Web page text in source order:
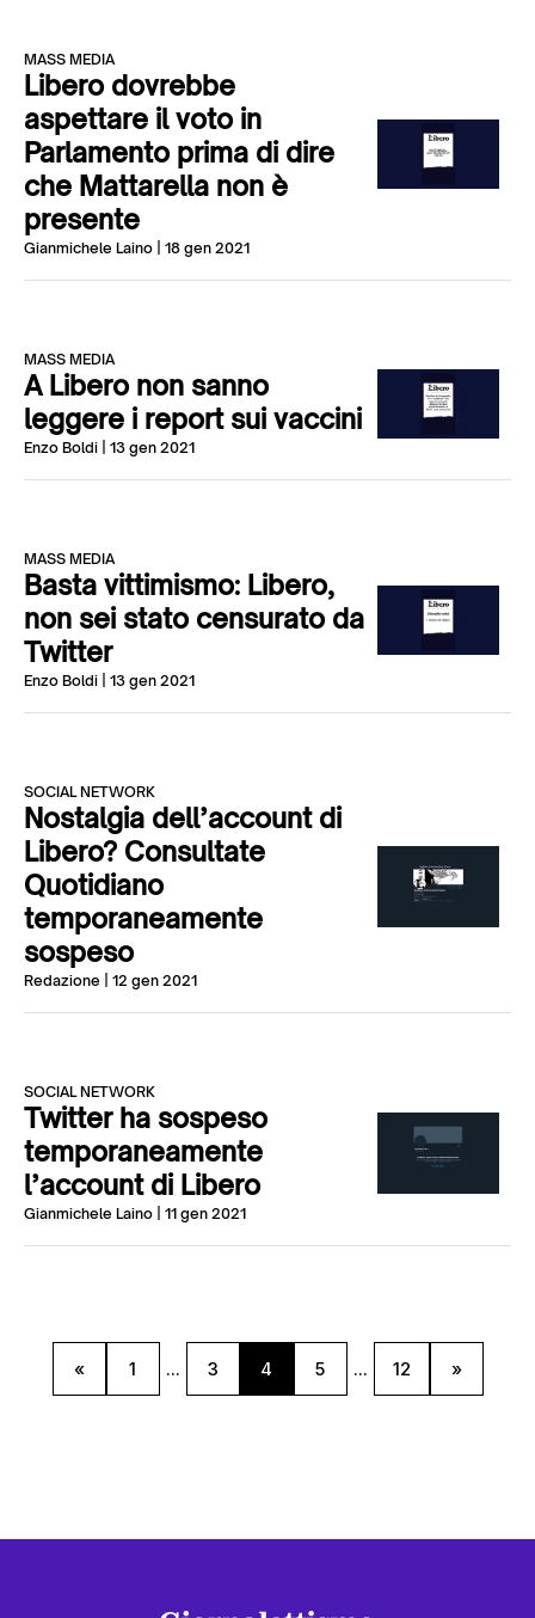
MASS MEDIA
Libero dovrebbe
aspettare il voto in
Parlamento prima di dire
che Mattarella non è
presente
Gianmichele Laino | 18 gen 2021
MASS MEDIA
A Libero non sanno
leggere i report sui vaccini
Enzo Boldi | 13 gen 2021
MASS MEDIA
Basta vittimismo: Libero,
non sei stato censurato da
Twitter
Enzo Boldi | 13 gen 2021
SOCIAL NETWORK
Nostalgia dell’account di
Libero? Consultate
Quotidiano
temporaneamente
sospeso
Redazione | 12 gen 2021
SOCIAL NETWORK
Twitter ha sospeso
temporaneamente
l’account di Libero
Gianmichele Laino | 11 gen 2021
« 1 ... 3 4 5 ... 12 »